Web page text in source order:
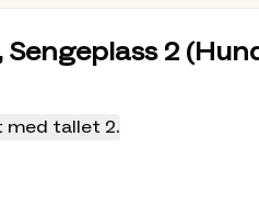
2
med tallet 2.